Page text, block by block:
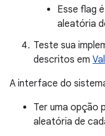
Esse flag
aleatória
Teste sua
descritos em
A interface do
Ter uma opção
aleatória de